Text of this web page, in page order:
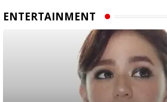
ENTERTAINMENT